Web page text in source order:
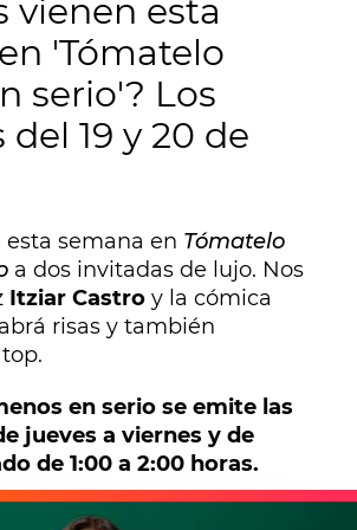
vienen esta
'Tómatelo
serio'? Los
19 y 20 de
esta semana en Tómatelo
a dos invitadas de lujo. Nos
Itziar Castro y la cómica
risas y también
en serio se emite las
jueves a viernes y de
de 1:00 a 2:00 horas.